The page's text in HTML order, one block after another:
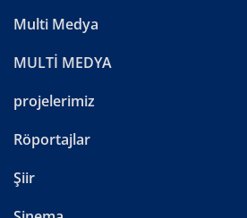
Multi Medya
MULTİ MEDYA
projelerimiz
Röportajlar
Şiir